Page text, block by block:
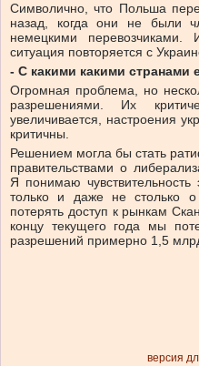
Символично, что Польша
назад, когда они не были
немецкими
ситуация повторяется с
- С какими какими странами
Огромная проблема, но
разрешениями. Их
увеличивается, настроения
критичны.
Решением могла бы стать
правительствами о
Я понимаю
только и даже не столько
потерять доступ к рынкам
концу текущего года мы
разрешений примерно 1,5
версия